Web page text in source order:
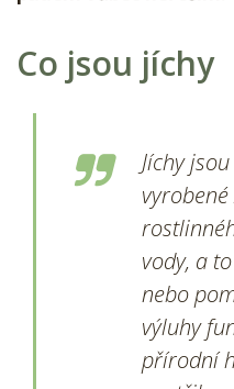
Co jsou jíchy
Jíchy
vody, a
nebo
výluhy
přírodní